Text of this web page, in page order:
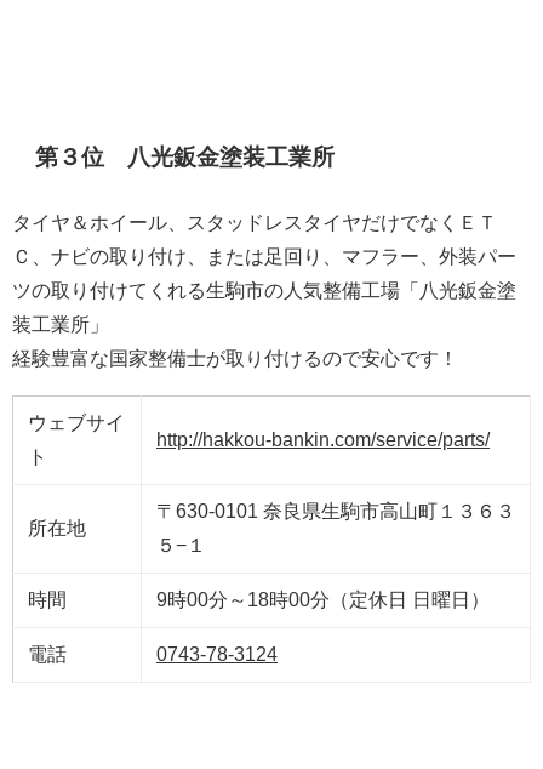
第３位 八光鈑金塗装工業所
タイヤ＆ホイール、スタッドレスタイヤだけでなくＥＴ
Ｃ、ナビの取り付け、または足回り、マフラー、外装パー
ツの取り付けてくれる生駒市の人気整備工場「八光鈑金塗
装工業所」
経験豊富な国家整備士が取り付けるので安心です！
ウェブサイ
ト
http://hakkou-bankin.com/service/parts/
所在地
〒630-0101 奈良県生駒市高山町１３６３
５−１
時間 9時00分～18時00分（定休日 日曜日）
電話 0743-78-3124